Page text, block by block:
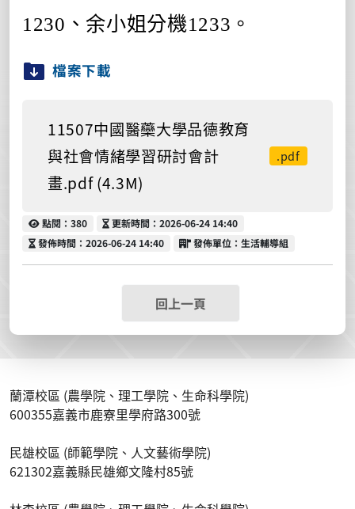
1230、余小姐分機1233。
檔案下載
11507中國醫虊大學品德教育
與社會情緒學習研討會計
畫.pdf (4.3M)
.pdf
點閱
點閱：380 更新時間
更新時間：2026-06-24 14:40
發佈時間
發佈時間：2026-06-24 14:40 發佈單位
發佈單位：生活輔導組
回上一頁
蘭潭校區 (農學院、理工學院、生命科學院)
600355嘉義市鹿寮里學府路300號
民雄校區 (師範學院、人文藝術學院)
621302嘉義縣民雄鄉文隆村85號